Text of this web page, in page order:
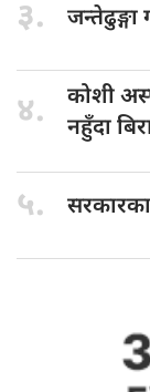
३. जन्तेढुङ्गा
४. कोशी
नहुँदा
५.